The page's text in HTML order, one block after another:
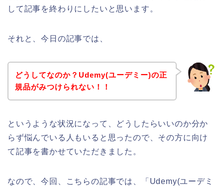
して記事を終わりにしたいと思います。
それと、今日の記事では、
どうしてなのか？Udemy(ユーデミー)の正
規品がみつけられない！！
というような状況になって、どうしたらいいのか分か
らず悩んでいる人もいると思ったので、その方に向け
て記事を書かせていただきました。
なので、今回、こちらの記事では、「Udemy(ユーデミ